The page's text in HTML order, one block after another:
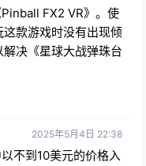
FX2 VR》。使
款游戏时没有出现倾
决《星球大战弹珠台
2025年5月4日 22:38
不到10美元的价格入